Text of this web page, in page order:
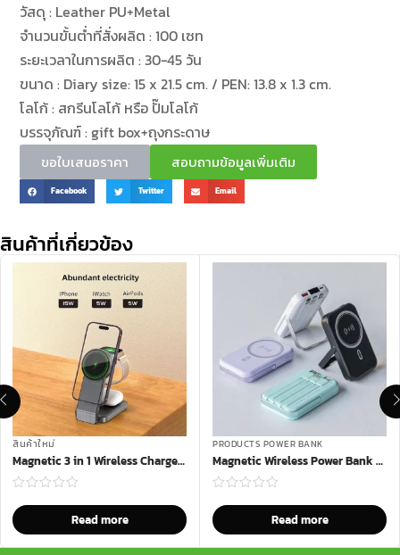
วัสดุ : Leather PU+Metal
จำนวนขั้นต่ำที่สั่งผลิต : 100 เซท
ระยะเวลาในการผลิต : 30-45 วัน
ขนาด : Diary size: 15 x 21.5 cm. / PEN: 13.8 x 1.3 cm.
โลโก้ : สกรีนโลโก้ หรือ ปั๊มโลโก้
บรรจุภัณฑ์ : gift box+ถุงกระดาษ
ขอใบเสนอราคา สอบถามข้อมูลเพิ่มเติม
Facebook Twitter Email
สินค้าที่เกี่ยวข้อง
สินค้าใหม่
Magnetic 3 in 1 Wireless Charger รุ่น MWC-79
Read more
PRODUCTS POWER BANK
Magnetic Wireless Power Bank รุ่น PWB-M330
Read more